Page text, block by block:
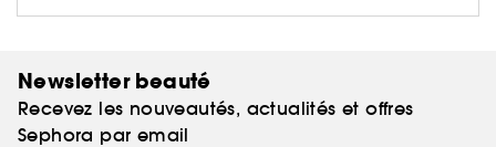
Newsletter beauté
Recevez les nouveautés, actualités et offres
Sephora par email